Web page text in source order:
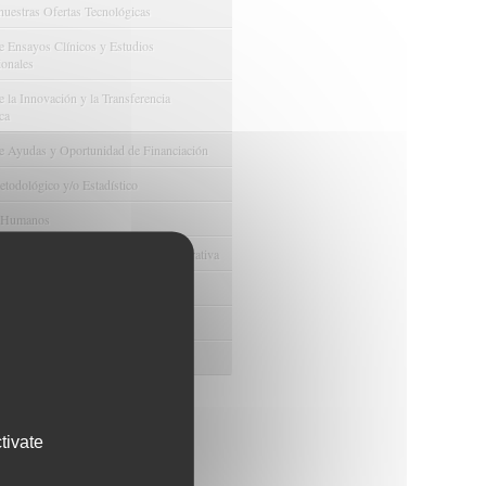
Ofertas Tecnológicas
Ensayos Clínicos y Estudios
la Innovación y la Transferencia
Ayudas y Oportunidad de Financiación
y/o Estadístico
y Gestión Económica-Administrativa